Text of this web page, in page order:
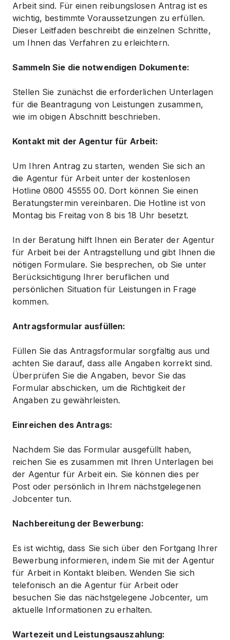
Arbeit sind. Für einen reibungslosen Antrag ist es
wichtig, bestimmte Voraussetzungen zu erfüllen.
Dieser Leitfaden beschreibt die einzelnen Schritte,
um Ihnen das Verfahren zu erleichtern.
Sammeln Sie die notwendigen Dokumente:
Stellen Sie zunächst die erforderlichen Unterlagen
für die Beantragung von Leistungen zusammen,
wie im obigen Abschnitt beschrieben.
Kontakt mit der Agentur für Arbeit:
Um Ihren Antrag zu starten, wenden Sie sich an
die Agentur für Arbeit unter der kostenlosen
Hotline 0800 45555 00. Dort können Sie einen
Beratungstermin vereinbaren. Die Hotline ist von
Montag bis Freitag von 8 bis 18 Uhr besetzt.
In der Beratung hilft Ihnen ein Berater der Agentur
für Arbeit bei der Antragstellung und gibt Ihnen die
nötigen Formulare. Sie besprechen, ob Sie unter
Berücksichtigung Ihrer beruflichen und
persönlichen Situation für Leistungen in Frage
kommen.
Antragsformular ausfüllen:
Füllen Sie das Antragsformular sorgfältig aus und
achten Sie darauf, dass alle Angaben korrekt sind.
Überprüfen Sie die Angaben, bevor Sie das
Formular abschicken, um die Richtigkeit der
Angaben zu gewährleisten.
Einreichen des Antrags:
Nachdem Sie das Formular ausgefüllt haben,
reichen Sie es zusammen mit Ihren Unterlagen bei
der Agentur für Arbeit ein. Sie können dies per
Post oder persönlich in Ihrem nächstgelegenen
Jobcenter tun.
Nachbereitung der Bewerbung:
Es ist wichtig, dass Sie sich über den Fortgang Ihrer
Bewerbung informieren, indem Sie mit der Agentur
für Arbeit in Kontakt bleiben. Wenden Sie sich
telefonisch an die Agentur für Arbeit oder
besuchen Sie das nächstgelegene Jobcenter, um
aktuelle Informationen zu erhalten.
Wartezeit und Leistungsauszahlung: